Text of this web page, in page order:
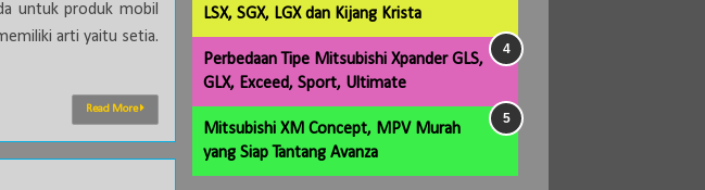
untuk produk mobil
arti yaitu setia.
Read More
LSX, SGX, LGX dan Kijang Krista
Perbedaan Tipe Mitsubishi Xpander GLS,
GLX, Exceed, Sport, Ultimate
Mitsubishi XM Concept, MPV Murah
yang Siap Tantang Avanza